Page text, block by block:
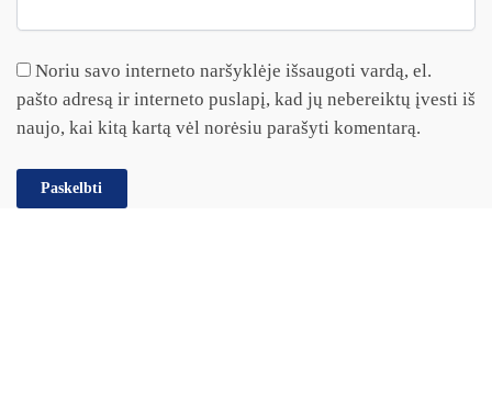
Noriu savo interneto naršyklėje išsaugoti vardą, el.
pašto adresą ir interneto puslapį, kad jų nebereiktų įvesti iš
naujo, kai kitą kartą vėl norėsiu parašyti komentarą.